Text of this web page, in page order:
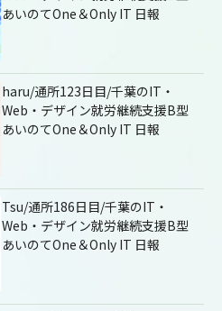
あいのてOne＆Only IT 日報
haru/通所123日目/千葉のIT・
Web・デザイン就労継続支援B型
あいのてOne＆Only IT 日報
Tsu/通所186日目/千葉のIT・
Web・デザイン就労継続支援B型
あいのてOne＆Only IT 日報